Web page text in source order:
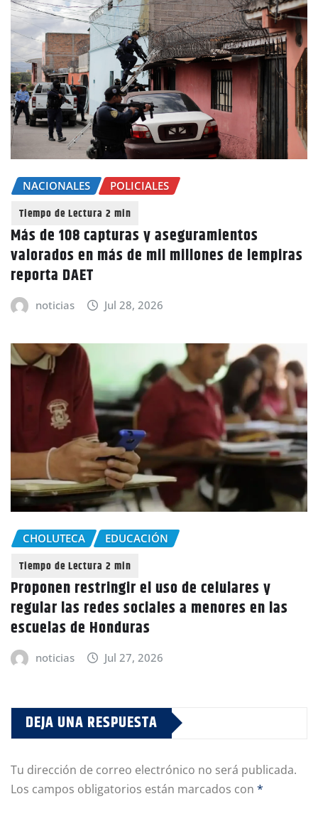
NACIONALES POLICIALES
Más de 108 capturas y aseguramientos
valorados en más de mil millones de lempiras
reporta DAET
noticias Jul 28, 2026
CHOLUTECA EDUCACIÓN
Proponen restringir el uso de celulares y
regular las redes sociales a menores en las
escuelas de Honduras
noticias Jul 27, 2026
DEJA UNA RESPUESTA
Tu dirección de correo electrónico no será publicada.
Los campos obligatorios están marcados con *